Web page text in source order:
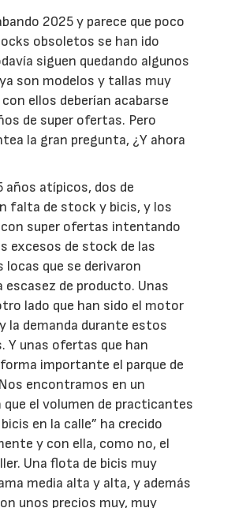
2025 y parece que poco
obsoletos se han ido
siguen quedando algunos
son modelos y tallas muy
ellos deberían acabarse
de super ofertas. Pero
la gran pregunta, ¿Y ahora
años atípicos, dos de
falta de stock y bicis, y los
super ofertas intentando
excesos de stock de las
locas que se derivaron
escasez de producto. Unas
lado que han sido el motor
la demanda durante estos
Y unas ofertas que han
importante el parque de
encontramos en un
el volumen de practicantes
en la calle” ha crecido
y con ella, como no, el
Una flota de bicis muy
media alta y alta, y además
unos precios muy, muy